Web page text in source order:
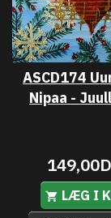
ASCD174
Nipaa -
LÆG I